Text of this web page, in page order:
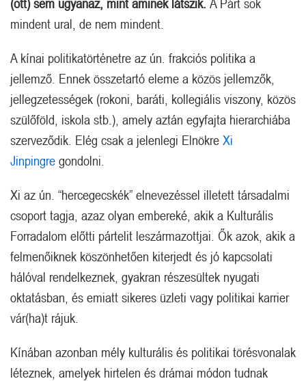
mindent ural, de nem mindent.
A kínai politikatörténetre az ún. frakciós politika a
jellemző. Ennek összetartó eleme a közös jellemzők,
jellegzetességek (rokoni, baráti, kollegiális viszony, közös
szülőföld, iskola stb.), amely aztán egyfajta hierarchiába
szerveződik. Elég csak a jelenlegi Elnökre Xi
Jinpingre gondolni.
Xi az ún. “hercegecskék” elnevezéssel illetett társadalmi
csoport tagja, azaz olyan embereké, akik a Kulturális
Forradalom előtti pártelit leszármazottjai. Ők azok, akik a
felmenőiknek köszönhetően kiterjedt és jó kapcsolati
hálóval rendelkeznek, gyakran részesültek nyugati
oktatásban, és emiatt sikeres üzleti vagy politikai karrier
vár(ha)t rájuk.
Kínában azonban mély kulturális és politikai törésvonalak
léteznek, amelyek hirtelen és drámai módon tudnak